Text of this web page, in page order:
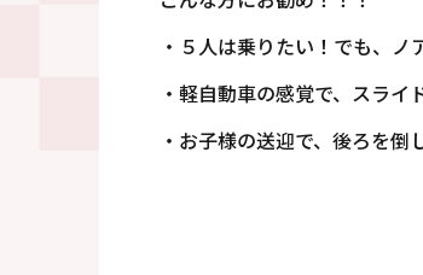
・５人は乗りたい！でも、
・軽自動車の感覚で、スライ
・お子様の送迎で、後ろを倒